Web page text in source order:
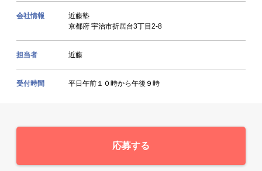
会社情報
近藤塾
京都府 宇治市折居台3丁目2-8
担当者 近藤
受付時間 平日午前１０時から午後９時
応募する